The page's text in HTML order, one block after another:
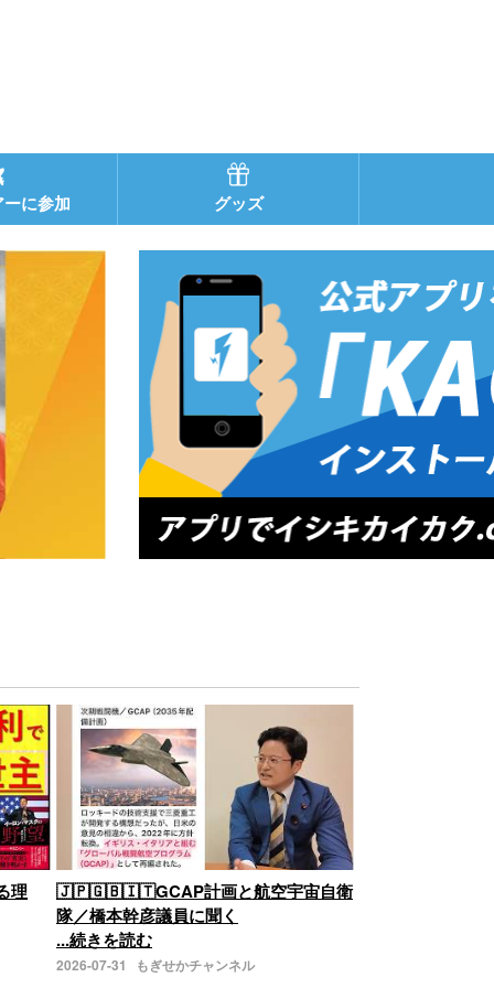
に参加 グッズ
理
🇯🇵🇬🇧🇮🇹GCAP計画と航空宇宙自衛
隊／橋本幹彦議員に聞く
...続きを読む
2026-07-31 もぎせかチャンネル